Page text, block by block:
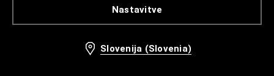
Nastavitve
Slovenija (Slovenia)